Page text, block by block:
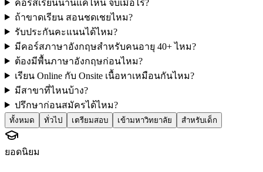
คอร์สเรียนนานแค่ไหน จบเมื่อไร?
ถ้าขาดเรียน สอนชดเชยไหม?
รับประกันคะแนนได้ไหม?
มีคอร์สภาษาอังกฤษสำหรับคนอายุ 40+ ไหม?
ต้องมีพื้นภาษาอังกฤษก่อนไหม?
เรียน Online กับ Onsite เนื้อหาเหมือนกันไหม?
มีสาขาที่ไหนบ้าง?
ปรึกษาก่อนสมัครได้ไหม?
ทั้งหมด ทั่วไป เตรียมสอบ เข้ามหาวิทยาลัย สำหรับเด็ก
ยอดนิยม